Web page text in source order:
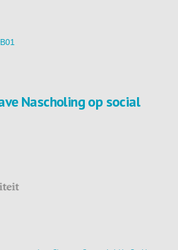
Nascholing op social